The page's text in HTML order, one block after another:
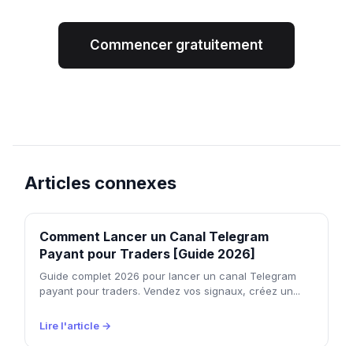
Commencer gratuitement
Articles connexes
Comment Lancer un Canal Telegram
Payant pour Traders [Guide 2026]
Guide complet 2026 pour lancer un canal Telegram
payant pour traders. Vendez vos signaux, créez un...
Lire l'article →